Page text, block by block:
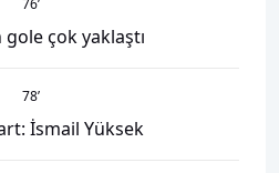
76’
çok yaklaştı
78’
İsmail Yüksek